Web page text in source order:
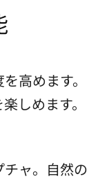
高めます。
しめます。
ャ。自然の